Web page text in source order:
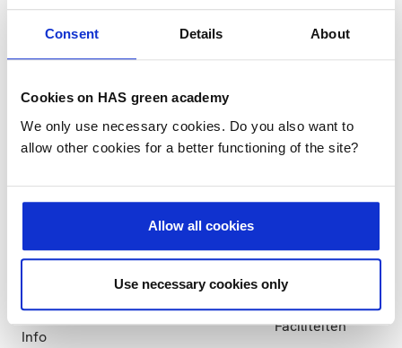
Consent Details About
Cookies on HAS green academy
We only use necessary cookies. Do you also want to
allow other cookies for a better functioning of the site?
Allow all cookies
Use necessary cookies only
events
Hulp
studiekeuze
aan
Info
Incompany
en
Praktische
informatie
Microcredentials
Slim-
Subsidie
LectoratenSamenwerken
Partnerbedrijven
green
academy
HAS
green
Nieuws
Evenementen
Faciliteiten